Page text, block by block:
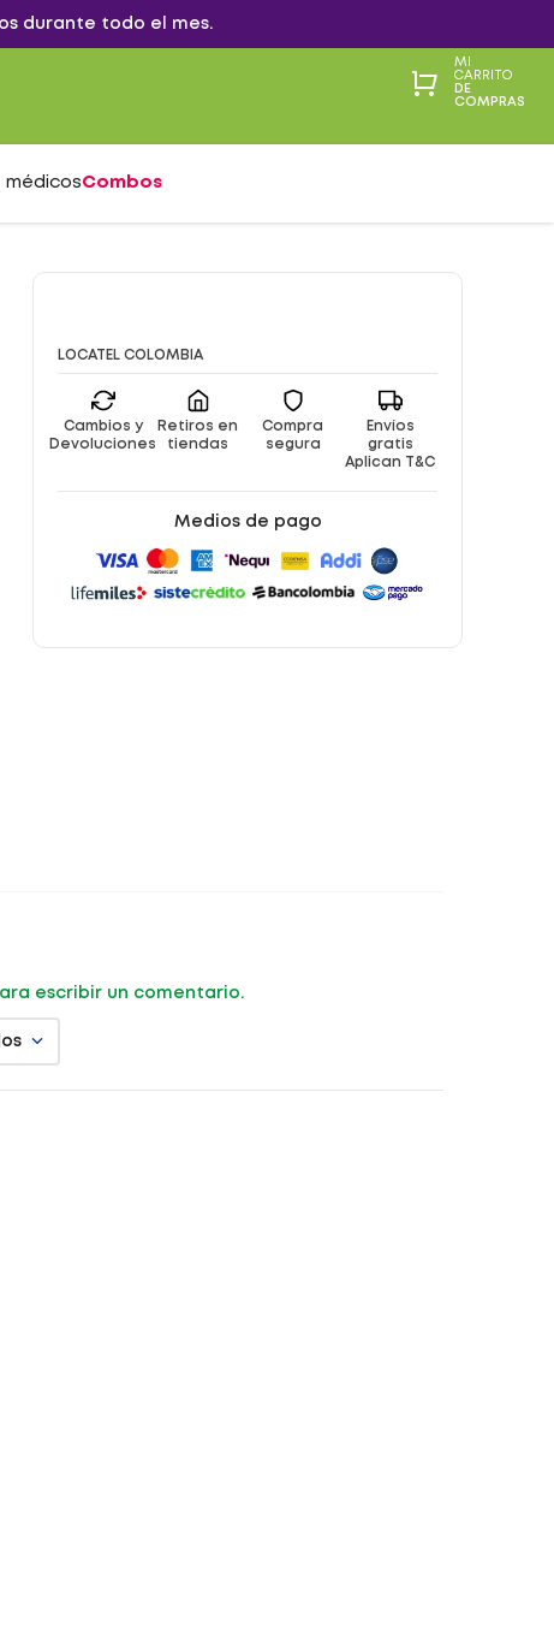
durante todo el mes.
MI
CARRITO
DE
COMPRAS
médicosCombos
LOCATEL COLOMBIA
Cambios y
Devoluciones
Retiros en
tiendas
Compra
segura
Envíos
gratis
Aplican T&C
Medios de pago
escribir un comentario.